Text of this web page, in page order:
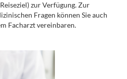
zur Verfügung. Zur
Fragen können Sie auch
Facharzt vereinbaren.